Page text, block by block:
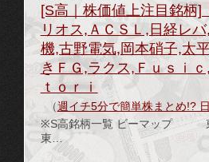
[S高｜株価値上注目銘柄
リオス,ＡＣＳＬ,日経レ
機,古野電気,岡本硝子,太
きＦＧ,ラクス,Ｆｕｓｉ
ｔｏｒｉ
（週イチ5分で簡単株まとめ!?
※S高銘柄一覧 ビーマ
東…